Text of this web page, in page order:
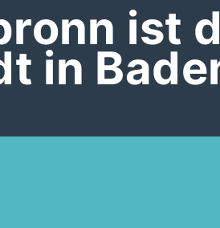
ist
in